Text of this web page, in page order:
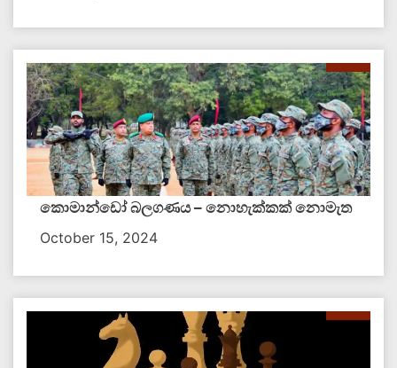
කොමාන්ඩෝ බලගණය – නොහැක්කක් නොමැත​
October 15, 2024